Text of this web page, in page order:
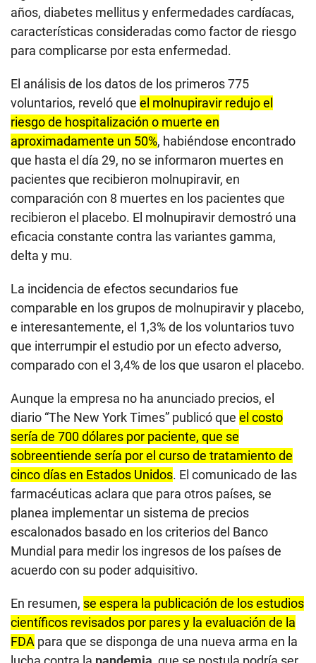
años, diabetes mellitus y enfermedades cardíacas,
características consideradas como factor de riesgo
para complicarse por esta enfermedad.
El análisis de los datos de los primeros 775
voluntarios, reveló que el molnupiravir redujo el
riesgo de hospitalización o muerte en
aproximadamente un 50%, habiéndose encontrado
que hasta el día 29, no se informaron muertes en
pacientes que recibieron molnupiravir, en
comparación con 8 muertes en los pacientes que
recibieron el placebo. El molnupiravir demostró una
eficacia constante contra las variantes gamma,
delta y mu.
La incidencia de efectos secundarios fue
comparable en los grupos de molnupiravir y placebo,
e interesantemente, el 1,3% de los voluntarios tuvo
que interrumpir el estudio por un efecto adverso,
comparado con el 3,4% de los que usaron el placebo.
Aunque la empresa no ha anunciado precios, el
diario “The New York Times” publicó que el costo
sería de 700 dólares por paciente, que se
sobreentiende sería por el curso de tratamiento de
cinco días en Estados Unidos. El comunicado de las
farmacéuticas aclara que para otros países, se
planea implementar un sistema de precios
escalonados basado en los criterios del Banco
Mundial para medir los ingresos de los países de
acuerdo con su poder adquisitivo.
En resumen, se espera la publicación de los estudios
científicos revisados por pares y la evaluación de la
FDA para que se disponga de una nueva arma en la